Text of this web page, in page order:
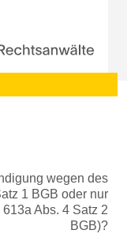
wegen des
1 BGB oder nur
Abs. 4 Satz 2
BGB)?